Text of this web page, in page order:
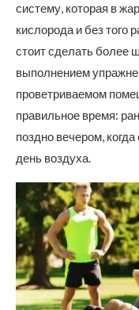
систему, которая в
кислорода и без того
стоит сделать
выполнением
проветриваемом
правильное время:
поздно вечером, когда
день воздуха.